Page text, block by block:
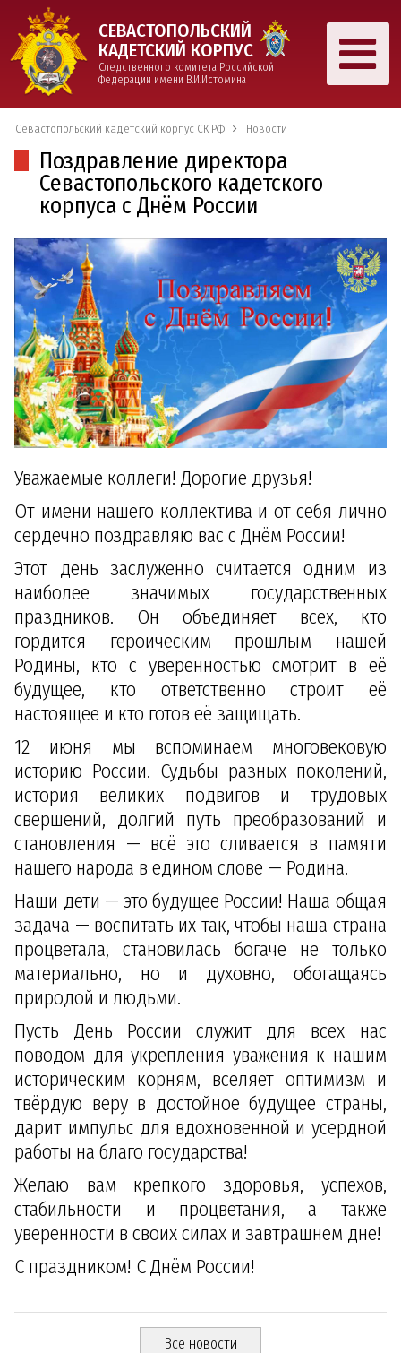
СЕВАСТОПОЛЬСКИЙ
КАДЕТСКИЙ КОРПУС
Следственного комитета Российской
Федерации имени В.И.Истомина
Севастопольский кадетский корпус СК РФ Новости
Поздравление директора
Севастопольского кадетского
корпуса с Днём России
Уважаемые коллеги! Дорогие друзья!
От имени нашего коллектива и от себя лично
сердечно поздравляю вас с Днём России!
Этот день заслуженно считается одним из
наиболее значимых государственных
праздников. Он объединяет всех, кто
гордится героическим прошлым нашей
Родины, кто с уверенностью смотрит в её
будущее, кто ответственно строит её
настоящее и кто готов её защищать.
12 июня мы вспоминаем многовековую
историю России. Судьбы разных поколений,
история великих подвигов и трудовых
свершений, долгий путь преобразований и
становления — всё это сливается в памяти
нашего народа в едином слове — Родина.
Наши дети — это будущее России! Наша общая
задача — воспитать их так, чтобы наша страна
процветала, становилась богаче не только
материально, но и духовно, обогащаясь
природой и людьми.
Пусть День России служит для всех нас
поводом для укрепления уважения к нашим
историческим корням, вселяет оптимизм и
твёрдую веру в достойное будущее страны,
дарит импульс для вдохновенной и усердной
работы на благо государства!
Желаю вам крепкого здоровья, успехов,
стабильности и процветания, а также
уверенности в своих силах и завтрашнем дне!
С праздником! С Днём России!
Все новости